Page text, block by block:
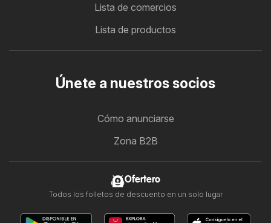
Lista de comercios
Lista de productos
Únete a nuestros socios
Cómo anunciarse
Zona B2B
Ofertero
Todos los folletos de descuento en un solo lugar